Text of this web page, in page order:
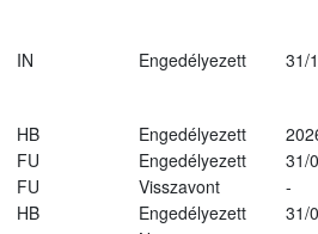
IN Engedélyezett 31/
HB Engedélyezett
FU Engedélyezett
31/
FU Visszavont
-
HB Engedélyezett
31/